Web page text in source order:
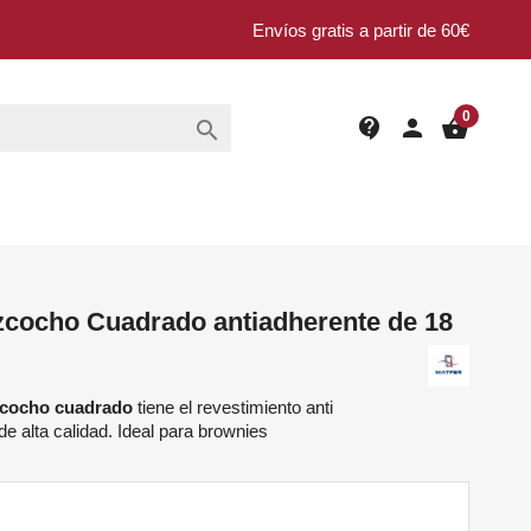
Envíos gratis a partir de 60€
 contact_support person shopping_basket
0
Cuadrado antiadherente de 18
cuadrado tiene el revestimiento anti
alta calidad. Ideal para brownies